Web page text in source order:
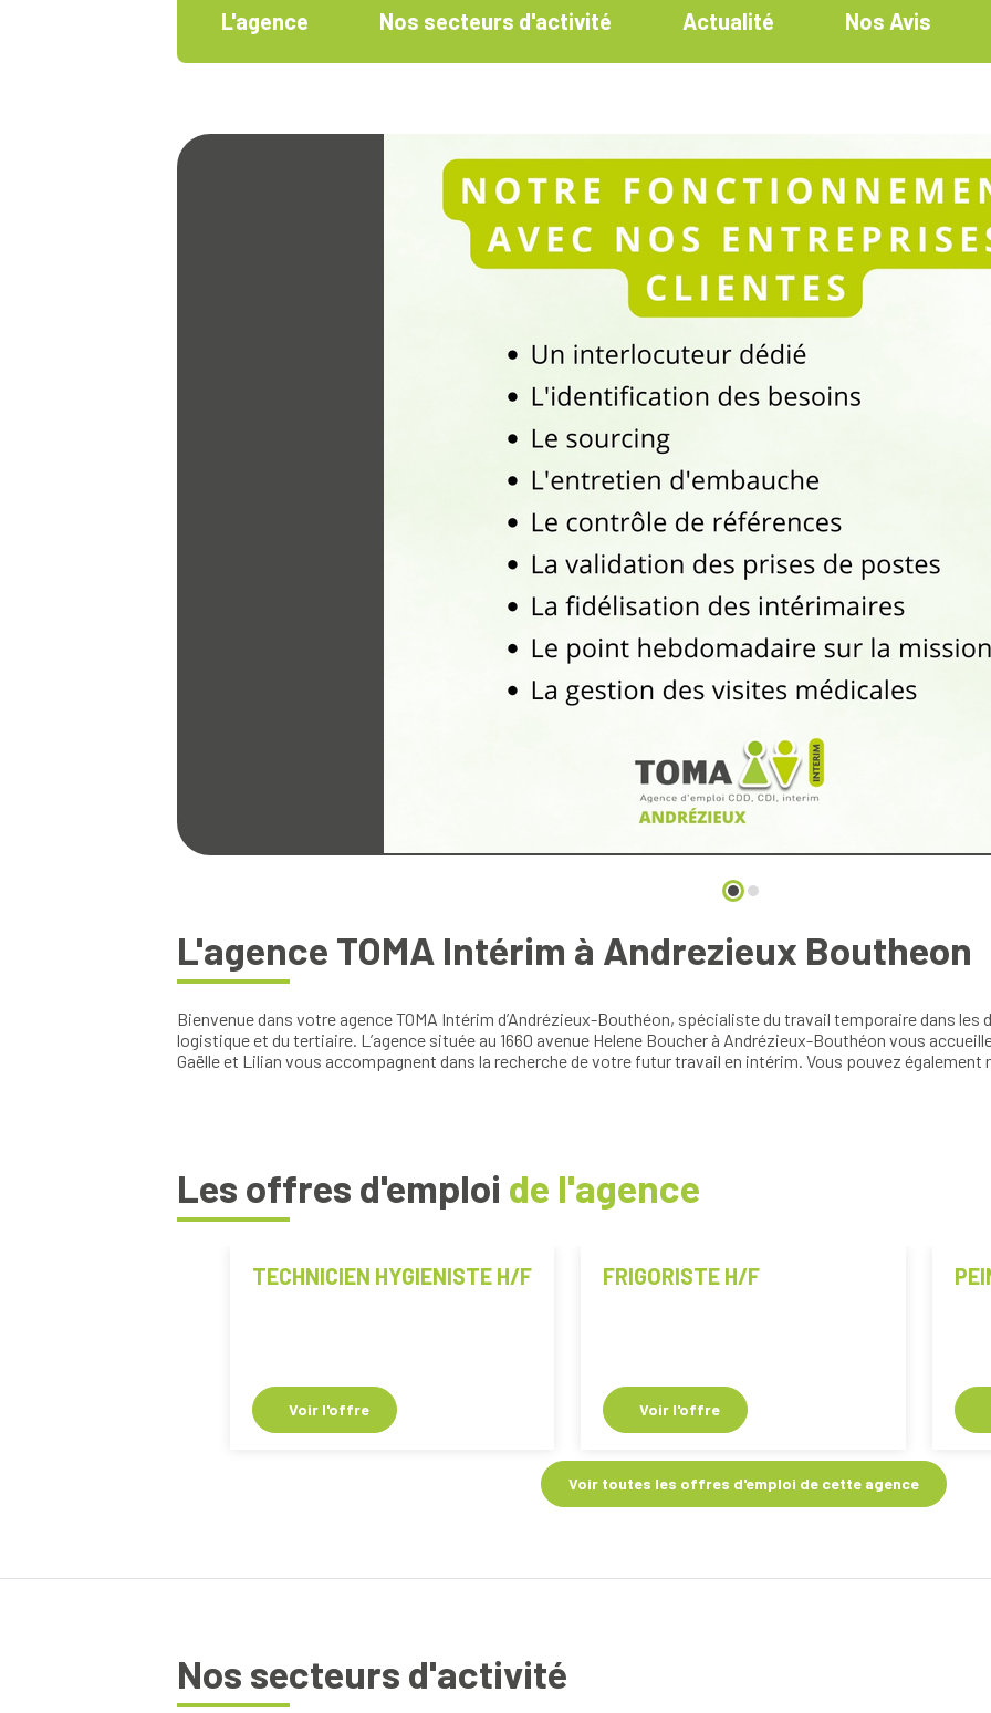
L'agence Nos secteurs d'activité Actualité Nos Avis
L'agence TOMA Intérim à Andrezieux Boutheon
Bienvenue dans votre agence TOMA Intérim d’Andrézieux-Bouthéon, spécialiste du travail temporaire dans les
logistique et du tertiaire. L’agence située au 1660 avenue Helene Boucher à Andrézieux-Bouthéon vous
Gaëlle et Lilian vous accompagnent dans la recherche de votre futur travail en intérim. Vous pouvez également
Les offres d'emploi de l'agence
TECHNICIEN HYGIENISTE H/F
Voir l'offre
FRIGORISTE H/F
Voir l'offre
Voir toutes les offres d'emploi de cette agence
Nos secteurs d'activité